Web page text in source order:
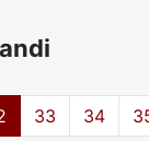
33 34